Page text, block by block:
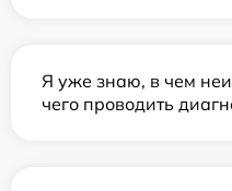
Я уже знаю, в чем
чего проводить